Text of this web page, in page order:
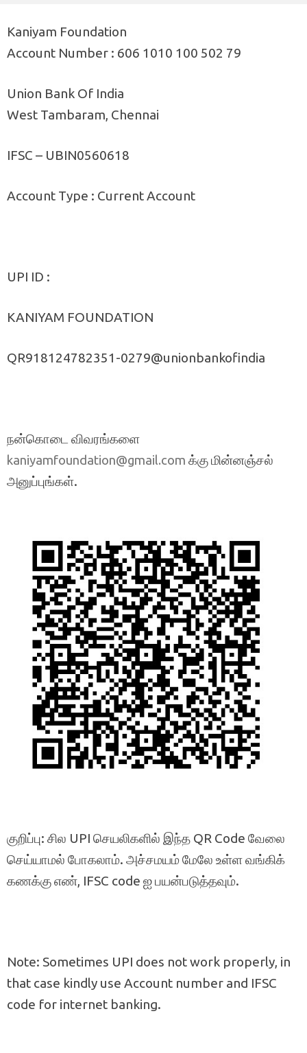
Kaniyam Foundation
Account Number : 606 1010 100 502 79
Union Bank Of India
West Tambaram, Chennai
IFSC – UBIN0560618
Account Type : Current Account
UPI ID :
KANIYAM FOUNDATION
QR918124782351-0279@unionbankofindia
நன்கொடை விவரங்களை
kaniyamfoundation@gmail.com க்கு மின்னஞ்சல்
அனுப்புங்கள்.
குறிப்பு: சில UPI செயலிகளில் இந்த QR Code வேலை
செய்யாமல் போகலாம். அச்சமயம் மேலே உள்ள வங்கிக்
கணக்கு எண், IFSC code ஐ பயன்படுத்தவும்.
Note: Sometimes UPI does not work properly, in
that case kindly use Account number and IFSC
code for internet banking.